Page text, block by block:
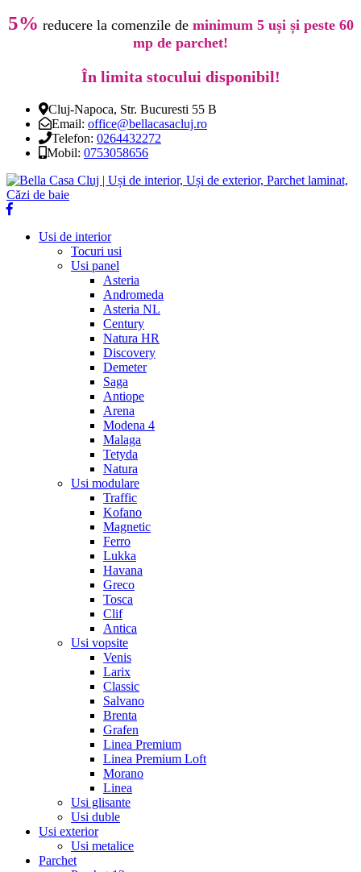
5% reducere la comenzile de minimum 5 uși și peste 60
mp de parchet!
În limita stocului disponibil!
Cluj-Napoca, Str. Bucuresti 55 B
Email: office@bellacasacluj.ro
Telefon: 0264432272
Mobil: 0753058656
Usi de interior
Tocuri usi
Usi panel
Asteria
Andromeda
Asteria NL
Century
Natura HR
Discovery
Demeter
Saga
Antiope
Arena
Modena 4
Malaga
Tetyda
Natura
Usi modulare
Traffic
Kofano
Magnetic
Ferro
Lukka
Havana
Greco
Tosca
Clif
Antica
Usi vopsite
Venis
Larix
Classic
Salvano
Brenta
Grafen
Linea Premium
Linea Premium Loft
Morano
Linea
Usi glisante
Usi duble
Usi exterior
Usi metalice
Parchet